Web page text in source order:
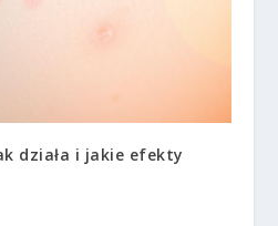
działa i jakie efekty